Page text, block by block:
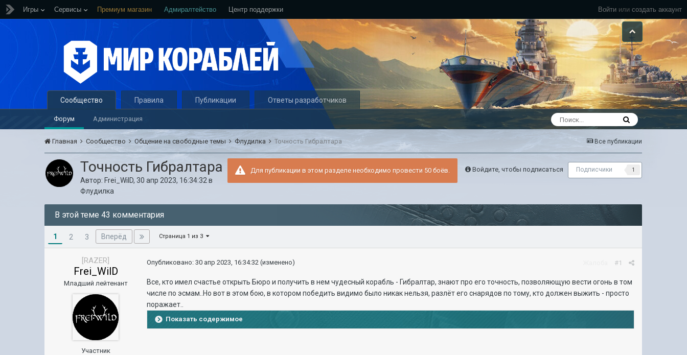
Войти или создать аккаунт
Игры Сервисы Премиум магазин Адмиралтейство Центр поддержки
Сообщество
Форум Администрация
Правила Публикации Ответы разработчиков
Все публикации
Главная Сообщество Общение на свободные темы Флудилка Точность Гибралтара
Войдите, чтобы подписаться Подписчики 1
Для публикации в этом разделе необходимо провести 50 боёв.
Точность Гибралтара
Автор: Frei_WilD,30 апр 2023, 16:34:32 в
Флудилка
В этой теме 43 комментария
1 2 3 Вперёд Страница 1 из 3
[RAZER]
Frei_WilD
Младший лейтенант
Участник
#1
Опубликовано:30 апр 2023, 16:34:32 (изменено)
Все, кто имел счастье открыть Бюро и получить в нем чудесный корабль - Гибралтар, знают про его точность, позволяющую вести огонь в том
числе по эсмам..Но вот в этом бою, в котором победить видимо было никак нельзя, разлёт его снарядов по тому, кто должен выжить - просто
поражает..
Показать содержимое